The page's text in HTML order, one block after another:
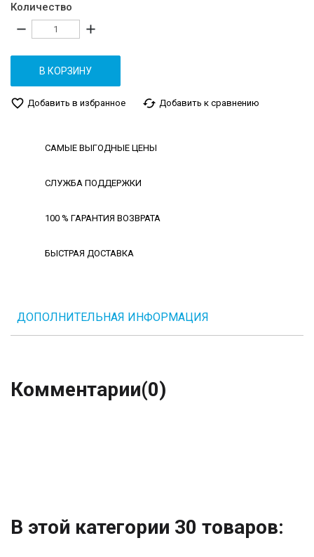
Количество
remove add
В КОРЗИНУ
favorite_border Добавить в избранное cached Добавить к сравнению
САМЫЕ ВЫГОДНЫЕ ЦЕНЫ
СЛУЖБА ПОДДЕРЖКИ
100 % ГАРАНТИЯ ВОЗВРАТА
БЫСТРАЯ ДОСТАВКА
ДОПОЛНИТЕЛЬНАЯ ИНФОРМАЦИЯ
Комментарии(0)
В этой категории 30 товаров: